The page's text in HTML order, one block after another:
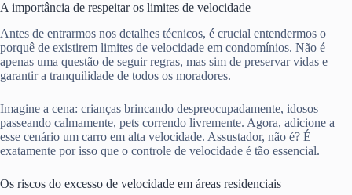
A importância de respeitar os limites de velocidade
Antes de entrarmos nos detalhes técnicos, é crucial entendermos o
porquê de existirem limites de velocidade em condomínios. Não é
apenas uma questão de seguir regras, mas sim de preservar vidas e
garantir a tranquilidade de todos os moradores.
Imagine a cena: crianças brincando despreocupadamente, idosos
passeando calmamente, pets correndo livremente. Agora, adicione a
esse cenário um carro em alta velocidade. Assustador, não é? É
exatamente por isso que o controle de velocidade é tão essencial.
Os riscos do excesso de velocidade em áreas residenciais